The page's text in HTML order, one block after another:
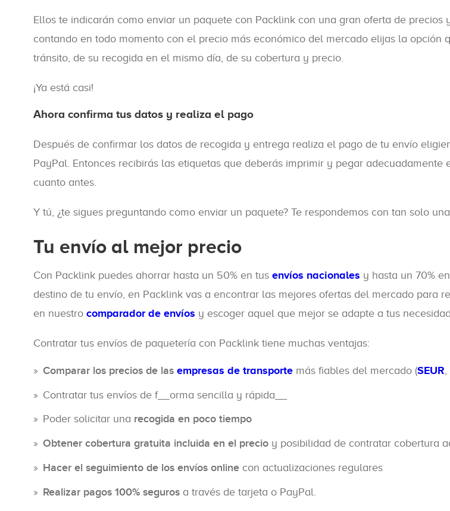
Ellos te indicarán como enviar un paquete con Packlink con una gran oferta de precios
contando en todo momento con el precio más económico del mercado elijas la opción
tránsito, de su recogida en el mismo día, de su cobertura y precio.
¡Ya está casi!
Ahora confirma tus datos y realiza el pago
Después de confirmar los datos de recogida y entrega realiza el pago de tu envío
PayPal. Entonces recibirás las etiquetas que deberás imprimir y pegar
cuanto antes.
Y tú, ¿te sigues preguntando como enviar un paquete? Te respondemos con tan solo
Tu envío al mejor precio
Con Packlink puedes ahorrar hasta un 50% en tus envíos nacionales y hasta un 70%
destino de tu envío, en Packlink vas a encontrar las mejores ofertas del mercado para
en nuestro comparador de envíos y escoger aquel que mejor se adapte a tus
Contratar tus envíos de paquetería con Packlink tiene muchas ventajas:
Comparar los precios de las empresas de transporte más fiables del mercado (SEUR,
Contratar tus envíos de f__orma sencilla y rápida__
Poder solicitar una recogida en poco tiempo
Obtener cobertura gratuita incluida en el precio y posibilidad de contratar cobertura
Hacer el seguimiento de los envíos online con actualizaciones regulares
Realizar pagos 100% seguros a través de tarjeta o PayPal.